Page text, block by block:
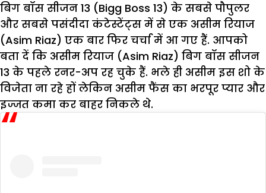
बिग बॉस सीजन 13 (Bigg Boss 13) के सबसे पौपुलर
और सबसे पसंदीदा कंटेस्टेंट्स में से एक असीम रियाज
(Asim Riaz) एक बार फिर चर्चा में आ गए हैं. आपको
बता दें कि असीम रियाज (Asim Riaz) बिग बॉस सीजन
13 के पहले रनर-अप रह चुके हैं. भले ही असीम इस शो के
विजेता ना रहे हों लेकिन असीम फैंस का भरपूर प्यार और
इज्जत कमा कर बाहर निकले थे.